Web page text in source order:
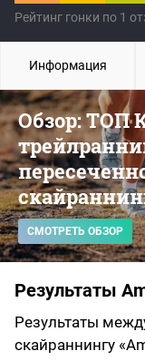
Рейтинг гонки по 1
Обзор: ТОП
СМОТРЕТЬ ОБЗОР
Результаты
Результаты
скайраннингу
Информация